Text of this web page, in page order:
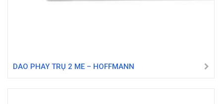
DAO PHAY TRỤ 2 ME – HOFFMANN